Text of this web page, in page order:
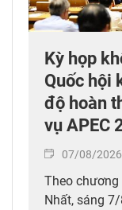
Kỳ họp
Quốc hội
độ hoàn
vụ APEC
07/08/2026
Theo
Nhất, sáng